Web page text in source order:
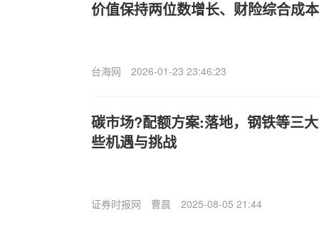
价值保持两位数增长、财险综合成
台海网 2026-01-23 23:46:23
碳市场?配额方案:落地，钢铁等三
些机遇与挑战
证券时报网 曹晨 2025-08-05 21:44